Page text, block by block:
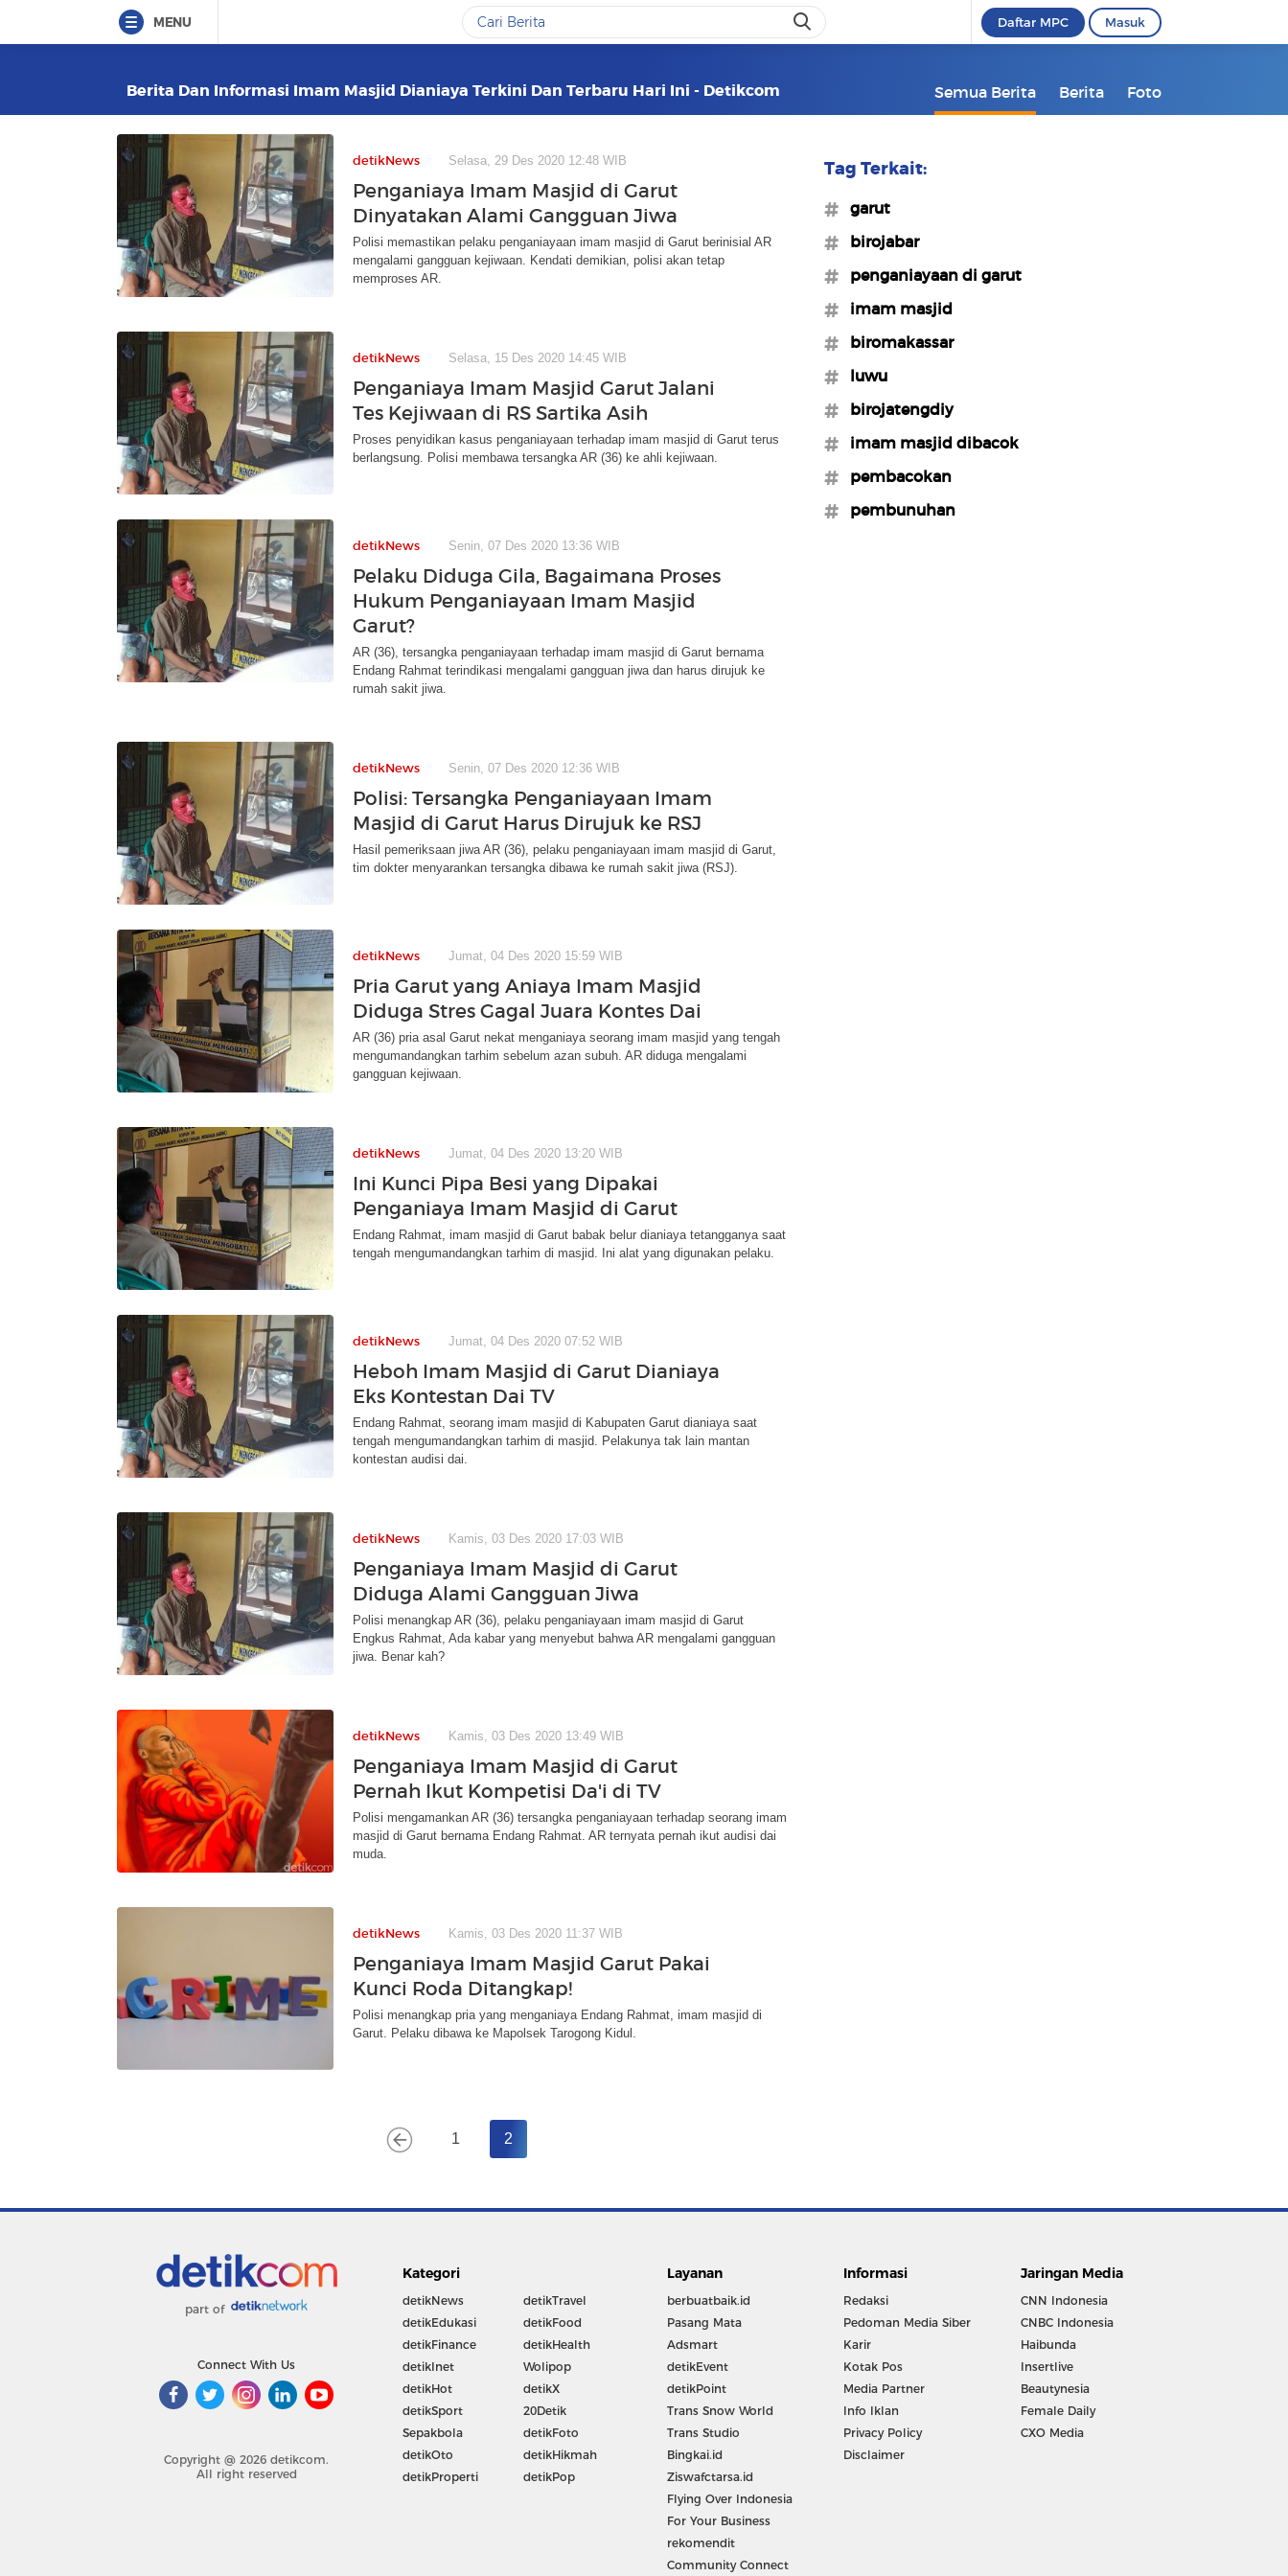
MENU Daftar MPC Masuk
Berita Dan Informasi Imam Masjid Dianiaya Terkini Dan Terbaru Hari Ini - Detikcom Semua Berita Berita Foto
detikNews Selasa, 29 Des 2020 12:48 WIB
Penganiaya Imam Masjid di Garut
Dinyatakan Alami Gangguan Jiwa
Polisi memastikan pelaku penganiayaan imam masjid di Garut berinisial AR
mengalami gangguan kejiwaan. Kendati demikian, polisi akan tetap
memproses AR.
detikNews Selasa, 15 Des 2020 14:45 WIB
Penganiaya Imam Masjid Garut Jalani
Tes Kejiwaan di RS Sartika Asih
Proses penyidikan kasus penganiayaan terhadap imam masjid di Garut terus
berlangsung. Polisi membawa tersangka AR (36) ke ahli kejiwaan.
detikNews Senin, 07 Des 2020 13:36 WIB
Pelaku Diduga Gila, Bagaimana Proses
Hukum Penganiayaan Imam Masjid
Garut?
AR (36), tersangka penganiayaan terhadap imam masjid di Garut bernama
Endang Rahmat terindikasi mengalami gangguan jiwa dan harus dirujuk ke
rumah sakit jiwa.
detikNews Senin, 07 Des 2020 12:36 WIB
Polisi: Tersangka Penganiayaan Imam
Masjid di Garut Harus Dirujuk ke RSJ
Hasil pemeriksaan jiwa AR (36), pelaku penganiayaan imam masjid di Garut,
tim dokter menyarankan tersangka dibawa ke rumah sakit jiwa (RSJ).
detikNews Jumat, 04 Des 2020 15:59 WIB
Pria Garut yang Aniaya Imam Masjid
Diduga Stres Gagal Juara Kontes Dai
AR (36) pria asal Garut nekat menganiaya seorang imam masjid yang tengah
mengumandangkan tarhim sebelum azan subuh. AR diduga mengalami
gangguan kejiwaan.
detikNews Jumat, 04 Des 2020 13:20 WIB
Ini Kunci Pipa Besi yang Dipakai
Penganiaya Imam Masjid di Garut
Endang Rahmat, imam masjid di Garut babak belur dianiaya tetangganya saat
tengah mengumandangkan tarhim di masjid. Ini alat yang digunakan pelaku.
detikNews Jumat, 04 Des 2020 07:52 WIB
Heboh Imam Masjid di Garut Dianiaya
Eks Kontestan Dai TV
Endang Rahmat, seorang imam masjid di Kabupaten Garut dianiaya saat
tengah mengumandangkan tarhim di masjid. Pelakunya tak lain mantan
kontestan audisi dai.
detikNews Kamis, 03 Des 2020 17:03 WIB
Penganiaya Imam Masjid di Garut
Diduga Alami Gangguan Jiwa
Polisi menangkap AR (36), pelaku penganiayaan imam masjid di Garut
Engkus Rahmat, Ada kabar yang menyebut bahwa AR mengalami gangguan
jiwa. Benar kah?
detikNews Kamis, 03 Des 2020 13:49 WIB
Penganiaya Imam Masjid di Garut
Pernah Ikut Kompetisi Da'i di TV
Polisi mengamankan AR (36) tersangka penganiayaan terhadap seorang imam
masjid di Garut bernama Endang Rahmat. AR ternyata pernah ikut audisi dai
muda.
detikNews Kamis, 03 Des 2020 11:37 WIB
Penganiaya Imam Masjid Garut Pakai
Kunci Roda Ditangkap!
Polisi menangkap pria yang menganiaya Endang Rahmat, imam masjid di
Garut. Pelaku dibawa ke Mapolsek Tarogong Kidul.
1 2
Tag Terkait:
#garut
#birojabar
#penganiayaan di garut
#imam masjid
#biromakassar
#luwu
#birojatengdiy
#imam masjid dibacok
#pembacokan
#pembunuhan
part of
Connect With Us
Copyright @ 2026 detikcom.
All right reserved
Kategori
detikNews
detikEdukasi
detikFinance
detikInet
detikHot
detikSport
Sepakbola
detikOto
detikProperti
detikTravel
detikFood
detikHealth
Wolipop
detikX
20Detik
detikFoto
detikHikmah
detikPop
Layanan
berbuatbaik.id
Pasang Mata
Adsmart
detikEvent
detikPoint
Trans Snow World
Trans Studio
Bingkai.id
Ziswafctarsa.id
Flying Over Indonesia
For Your Business
rekomendit
Community Connect
Informasi
Redaksi
Pedoman Media Siber
Karir
Kotak Pos
Media Partner
Info Iklan
Privacy Policy
Disclaimer
Jaringan Media
CNN Indonesia
CNBC Indonesia
Haibunda
Insertlive
Beautynesia
Female Daily
CXO Media